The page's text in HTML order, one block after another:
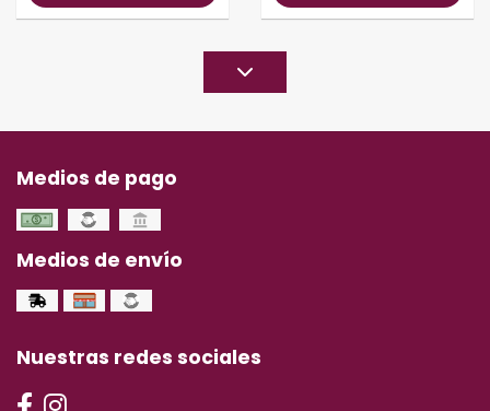
Medios de pago
Medios de envío
Nuestras redes sociales